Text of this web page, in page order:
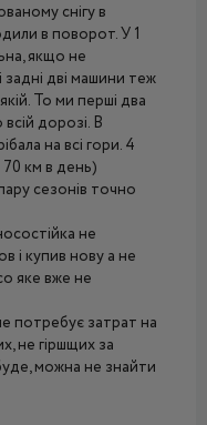
снігу в
в поворот. У 1
якщо не
дві машини теж
То ми перші два
дорозі. В
на всі гори. 4
км в день)
сезонів точно
не
і купив нову а не
яке вже не
потребує затрат на
не гіршщих за
можна не знайти